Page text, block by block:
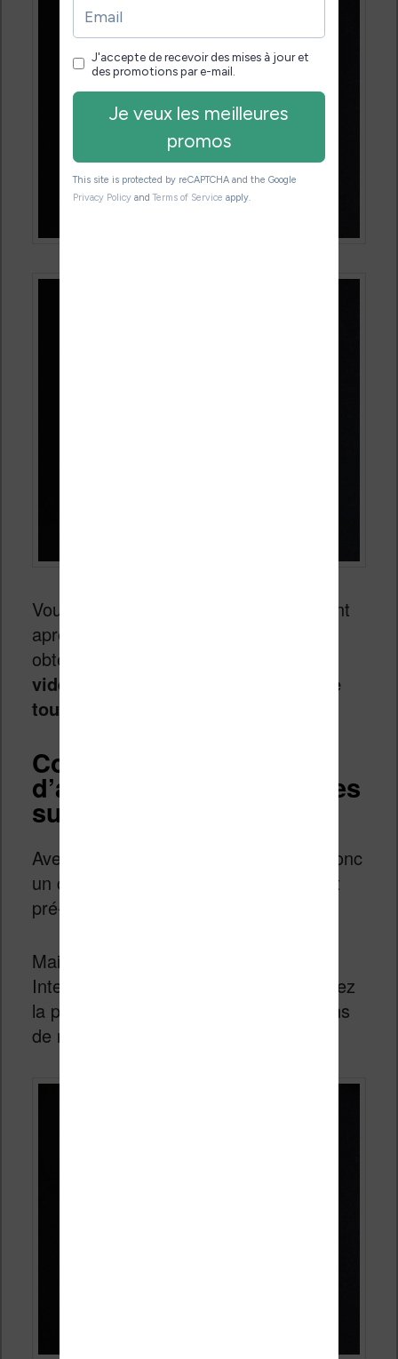
Vous pouvez même faire le changement
après avoir appuyé sur un mot pour
obtenir sa définition. (vous avez
vidéo à la fin de cet page qui montre
tout
Comment traduire dans
d’autres langues les textes
sur sa Kindle ?
Avec votre liseuse Kindle, vous avez donc
un choix limité de dictionnaires qui sont
pré-installés.
Mais, en connectant votre machine à
Internet (il faut activer le Wifi), vous avez
la possibilité d’accéder à des traductions
de mots dans de nombreuses langues.